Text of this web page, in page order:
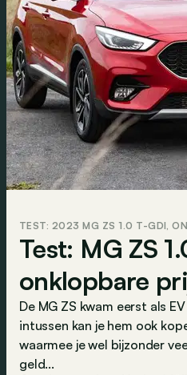
TEST: 2023 MG ZS 1.0 T-GDI,
Test: MG ZS
onklopbare
De MG ZS kwam eerst als
intussen kan je hem ook
waarmee je wel bijzonder
geld...